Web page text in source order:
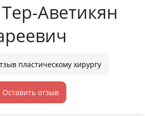
Аветикян
пластическому хирургу
Оставить отзыв